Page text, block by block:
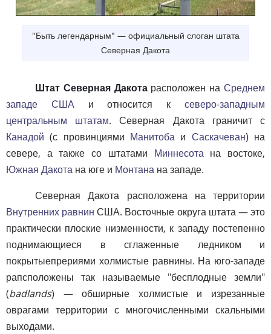
"Быть легендарным" — официальный слоган штата
Северная Дакота
Штат Северная Дакотарасположен наСреднем
западе СШАи относится ксеверо-западным
центральным штатам. Северная Дакота граничит с
Канадой (с провинциями Манитоба и Саскачеван) на
севере, а также со штатами Миннесотана востоке,
Южная Дакота на юге и Монтана на западе.
Северная Дакота расположена на территории
Внутренних равнин США. Восточные округа штата — это
практически плоские низменности, к западу постепенно
поднимающиеся в сглаженные ледником и
покрытыепрериями холмистые равнины. На юго-западе
рапсположены так называемые "бесплодные земли"
(badlands) — обширные холмистые и изрезанные
оврагами территории с многочисленными скальными
выходами.